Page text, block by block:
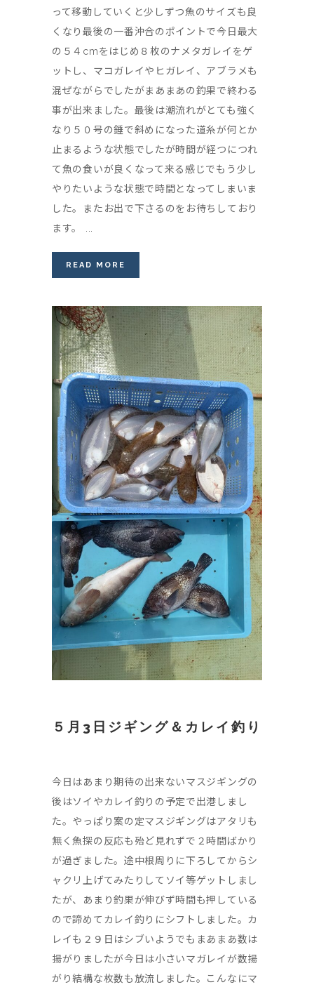
って移動していくと少しずつ魚のサイズも良
くなり最後の一番沖合のポイントで今日最大
の５４cmをはじめ８枚のナメタガレイをゲ
ットし、マコガレイやヒガレイ、アブラメも
混ぜながらでしたがまあまあの釣果で終わる
事が出来ました。最後は潮流れがとても強く
なり５０号の錘で斜めになった道糸が何とか
止まるような状態でしたが時間が経つにつれ
て魚の食いが良くなって来る感じでもう少し
やりたいような状態で時間となってしまいま
した。またお出で下さるのをお待ちしており
ます。 ...
READ MORE
５月3日ジギング＆カレイ釣り
今日はあまり期待の出来ないマスジギングの
後はソイやカレイ釣りの予定で出港しまし
た。やっぱり案の定マスジギングはアタリも
無く魚探の反応も殆ど見れずで２時間ばかり
が過ぎました。途中根周りに下ろしてからシ
ャクリ上げてみたりしてソイ等ゲットしまし
たが、あまり釣果が伸びず時間も押している
ので諦めてカレイ釣りにシフトしました。カ
レイも２９日はシブいようでもまあまあ数は
揚がりましたが今日は小さいマガレイが数揚
がり結構な枚数も放流しました。こんなにマ